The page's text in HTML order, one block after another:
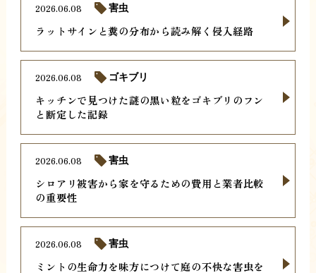
ラットサインと糞の分布から読み解く侵入経路
2026.06.08 害虫
キッチンで見つけた謎の黒い粒をゴキブリのフン
と断定した記録
2026.06.08 ゴキブリ
シロアリ被害から家を守るための費用と業者比較
の重要性
2026.06.08 害虫
ミントの生命力を味方につけて庭の不快な害虫を
2026.06.08 害虫